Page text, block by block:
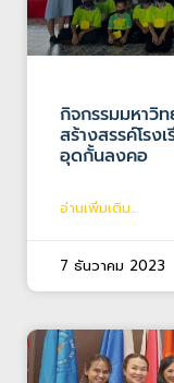
กิจกรรมมหาวิ
สร้างสรรค์โรง
อุดกั้นลงคอ
อ่านเพิ่มเติม...
7 ธันวาคม 2023